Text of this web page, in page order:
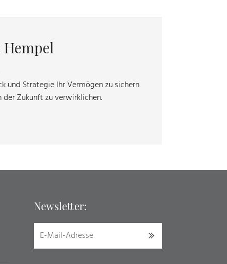
und Strategie Ihr Vermögen zu sichern
Zukunft zu verwirklichen.
Newsletter: